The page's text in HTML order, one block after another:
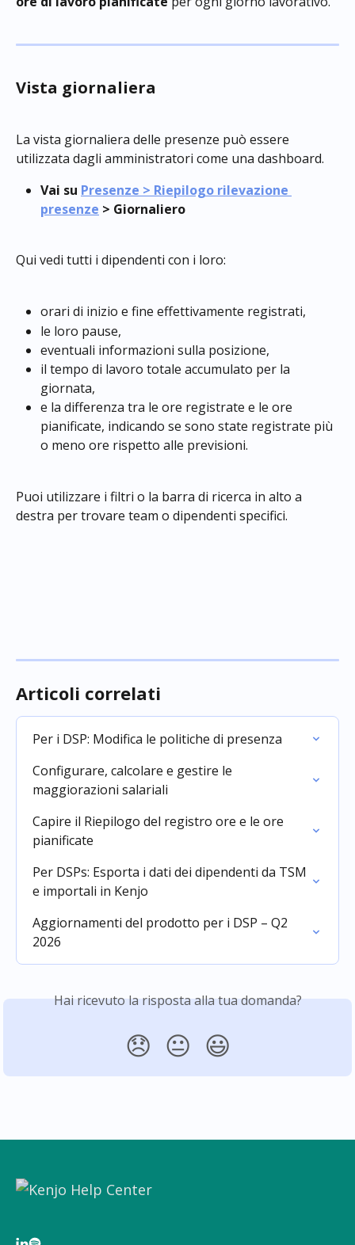
Vista giornaliera
La vista giornaliera delle presenze può essere
utilizzata dagli amministratori come una dashboard.
Vai su Presenze > Riepilogo rilevazione
presenze > Giornaliero
Qui vedi tutti i dipendenti con i loro:
orari di inizio e fine effettivamente registrati,
le loro pause,
eventuali informazioni sulla posizione,
il tempo di lavoro totale accumulato per la
giornata,
e la differenza tra le ore registrate e le ore
pianificate, indicando se sono state registrate più
o meno ore rispetto alle previsioni.
Puoi utilizzare i filtri o la barra di ricerca in alto a
destra per trovare team o dipendenti specifici.
Articoli correlati
Per i DSP: Modifica le politiche di presenza
Configurare, calcolare e gestire le
maggiorazioni salariali
Capire il Riepilogo del registro ore e le ore
pianificate
Per DSPs: Esporta i dati dei dipendenti da TSM
e importali in Kenjo
Aggiornamenti del prodotto per i DSP – Q2
2026
Hai ricevuto la risposta alla tua domanda?
😞 😐 😃